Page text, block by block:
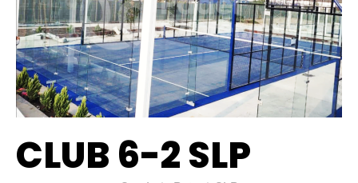
CLUB 6-2 SLP